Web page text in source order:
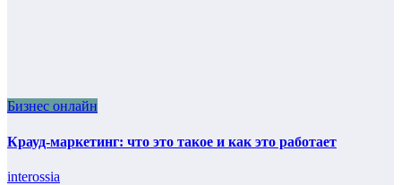
Бизнес онлайн
Крауд-маркетинг: что это такое и как это работает
interossia